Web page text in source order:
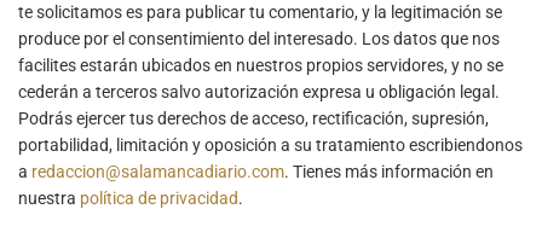
te solicitamos es para publicar tu comentario, y la legitimación se
produce por el consentimiento del interesado. Los datos que nos
facilites estarán ubicados en nuestros propios servidores, y no se
cederán a terceros salvo autorización expresa u obligación legal.
Podrás ejercer tus derechos de acceso, rectificación, supresión,
portabilidad, limitación y oposición a su tratamiento escribiendonos
a redaccion@salamancadiario.com. Tienes más información en
nuestra política de privacidad.